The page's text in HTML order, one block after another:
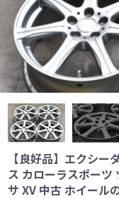
【良好品】エクシ
ス カローラスポーツ
サ XV 中古 ホイール